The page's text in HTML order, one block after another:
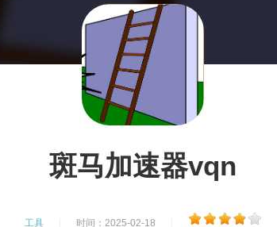
斑马加速器vqn
工具 时间：2025-02-18